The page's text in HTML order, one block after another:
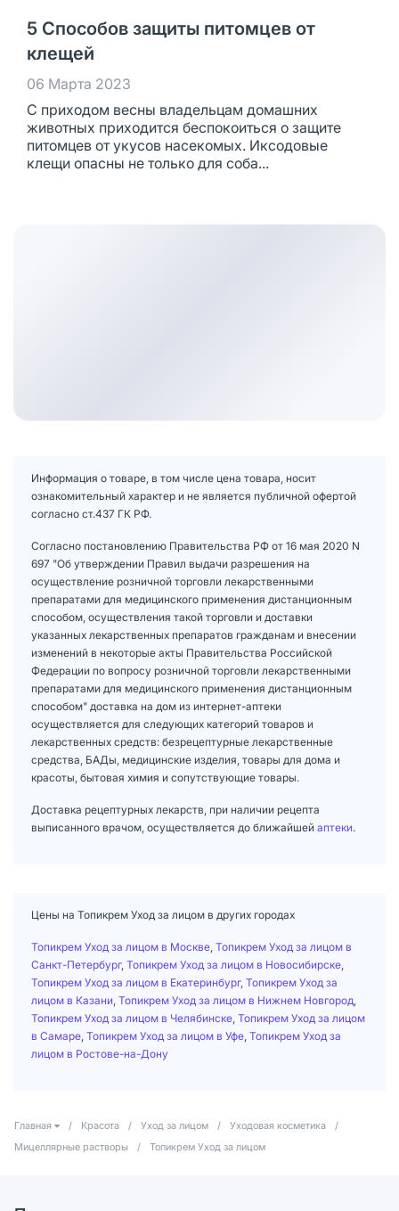
5 Способов защиты питомцев от
клещей
06 Марта 2023
С приходом весны владельцам домашних
животных приходится беспокоиться о защите
питомцев от укусов насекомых. Иксодовые
клещи опасны не только для соба...
Информация о товаре, в том числе цена товара, носит
ознакомительный характер и не является публичной офертой
согласно ст.437 ГК РФ.
Согласно постановлению Правительства РФ от 16 мая 2020 N
697 "Об утверждении Правил выдачи разрешения на
осуществление розничной торговли лекарственными
препаратами для медицинского применения дистанционным
способом, осуществления такой торговли и доставки
указанных лекарственных препаратов гражданам и внесении
изменений в некоторые акты Правительства Российской
Федерации по вопросу розничной торговли лекарственными
препаратами для медицинского применения дистанционным
способом" доставка на дом из интернет-аптеки
осуществляется для следующих категорий товаров и
лекарственных средств: безрецептурные лекарственные
средства, БАДы, медицинские изделия, товары для дома и
красоты, бытовая химия и сопутствующие товары.
Доставка рецептурных лекарств, при наличии рецепта
выписанного врачом, осуществляется до ближайшей аптеки.
Цены на Топикрем Уход за лицом в других городах
Топикрем Уход за лицом в Москве Топикрем Уход за лицом в
Санкт-Петербург, Топикрем Уход за лицом в Новосибирске
Топикрем Уход за лицом в Екатеринбург, Топикрем Уход за
лицом в Казани Топикрем Уход за лицом в Нижнем Новгород
Топикрем Уход за лицом в Челябинске Топикрем Уход за лицом
в Самаре Топикрем Уход за лицом в Уфе Топикрем Уход за
лицом в Ростове-на-Дону
Главная / Красота / Уход за лицом / Уходовая косметика
/
Мицеллярные растворы
/ Топикрем Уход за лицом